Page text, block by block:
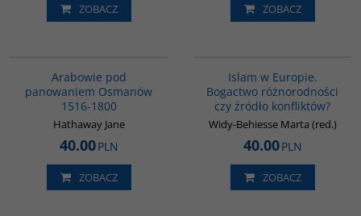
ZOBACZ ZOBACZ
Arabowie pod
panowaniem Osmanów
1516-1800
Hathaway Jane
40.00PLN
ZOBACZ
Islam w Europie.
Bogactwo różnorodności
czy źródło konfliktów?
Widy-Behiesse Marta (red.)
40.00PLN
ZOBACZ